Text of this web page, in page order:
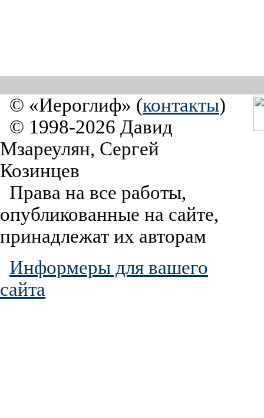
© «Иероглиф» (контакты)
© 1998-2026 Давид
Мзареулян, Сергей
Козинцев
Права на все работы,
опубликованные на сайте,
принадлежат их авторам
Информеры для вашего
сайта